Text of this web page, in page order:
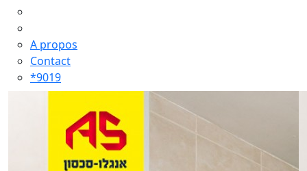
A propos
Contact
*9019